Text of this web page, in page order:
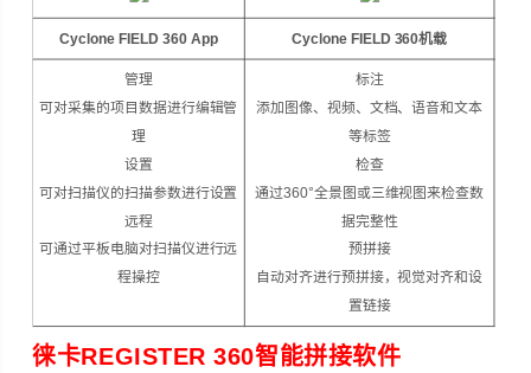
Cyclone FIELD 360 App Cyclone FIELD 360机载
管理
可对采集的项目数据进行编辑管
理
设置
可对扫描仪的扫描参数进行设置
远程
可通过平板电脑对扫描仪进行远
程操控
标注
添加图像、视频、文档、语音和文本
等标签
检查
通过360°全景图或三维视图来检查数
据完整性
预拼接
自动对齐进行预拼接，视觉对齐和设
置链接
徕卡REGISTER 360智能拼接软件